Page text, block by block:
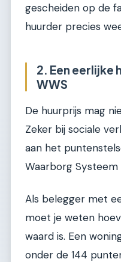
gescheiden op de
huurder precies
2. Een eerlijke
WWS
De huurprijs mag
Zeker bij sociale
aan het
Waarborg Systeem
Als belegger met
moet je weten
waard is. Een
onder de 144